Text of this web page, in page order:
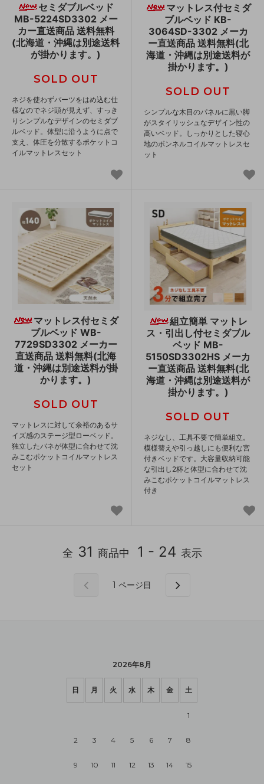
セミダブルベッド
MB-5224SD3302 メー
カー直送商品 送料無料
(北海道・沖縄は別途送料
が掛かります。)
SOLD OUT
ネジを使わずパーツをはめ込む仕
様なのでネジ頭が見えず、すっき
りシンプルなデザインのセミダブ
ルベッド。体型に沿うように点で
支え、体圧を分散するポケットコ
イルマットレスセット
マットレス付セミダ
ブルベッド KB-
3064SD-3302 メーカ
ー直送商品 送料無料(北
海道・沖縄は別途送料が
掛かります。)
SOLD OUT
シンプルな木目のパネルに黒い脚
がスタイリッシュなデザイン性の
高いベッド。しっかりとした寝心
地のボンネルコイルマットレスセ
ット
マットレス付セミダ
ブルベッド WB-
7729SD3302 メーカー
直送商品 送料無料(北海
道・沖縄は別途送料が掛
かります。)
SOLD OUT
マットレスに対して余裕のあるサ
イズ感のステージ型ローベッド。
独立したバネが体型に合わせて沈
みこむポケットコイルマットレス
セット
組立簡単 マットレ
ス・引出し付セミダブル
ベッド MB-
5150SD3302HS メーカ
ー直送商品 送料無料(北
海道・沖縄は別途送料が
掛かります。)
SOLD OUT
ネジなし、工具不要で簡単組立。
模様替えや引っ越しにも便利な宮
付きベッドです。大容量収納可能
な引出し2杯と体型に合わせて沈
みこむポケットコイルマットレス
付き
全 31 商品中 1 - 24 表示
1 ページ目
2026年8月
日 月 火 水 木 金 土
1
2 3 4 5 6 7 8
9 10 11 12 13 14 15